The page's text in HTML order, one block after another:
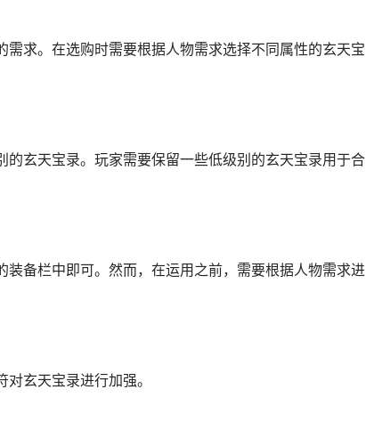
求。在选购时需要根据人物需求选择不同属性的玄天宝
玄天宝录。玩家需要保留一些低级别的玄天宝录用于合
备栏中即可。然而，在运用之前，需要根据人物需求进
玄天宝录进行加强。